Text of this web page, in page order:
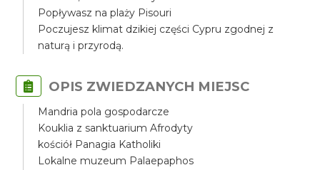
Popływasz na plaży Pisouri
Poczujesz klimat dzikiej części Cypru zgodnej z
naturą i przyrodą.
OPIS ZWIEDZANYCH MIEJSC
Mandria pola gospodarcze
Kouklia z sanktuarium Afrodyty
kościół Panagia Katholiki
Lokalne muzeum Palaepaphos